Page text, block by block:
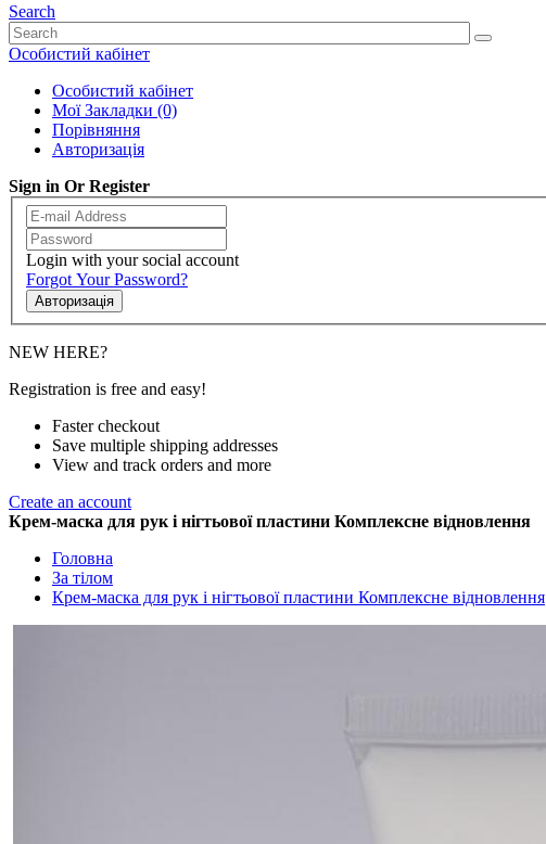
Search
Особистий кабінет
Особистий кабінет
Мої Закладки (0)
Порівняння
Авторизація
Sign in Or Register
Login with your social account
Forgot Your Password?
Авторизація
NEW HERE?
Registration is free and easy!
Faster checkout
Save multiple shipping addresses
View and track orders and more
Create an account
Крем-маска для рук і нігтьової пластини Комплексне відновлення
Головна
За тілом
Крем-маска для рук і нігтьової пластини Комплексне відновлення